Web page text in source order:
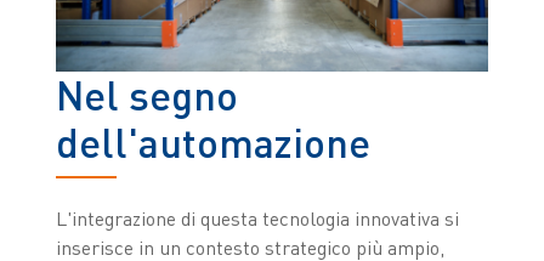
Nel segno
dell'automazione
L'integrazione di questa tecnologia innovativa si
inserisce in un contesto strategico più ampio,